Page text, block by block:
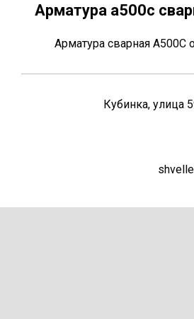
Арматура а500с
Арматура сварная А500С
Кубинка, улица